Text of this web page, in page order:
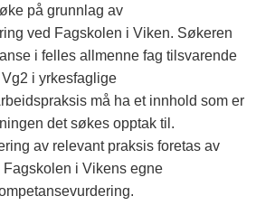
på grunnlag av
ved Fagskolen i Viken. Søkeren
i felles allmenne fag tilsvarende
i yrkesfaglige
må ha et innhold som er
det søkes opptak til.
av relevant praksis foretas av
i Vikens egne